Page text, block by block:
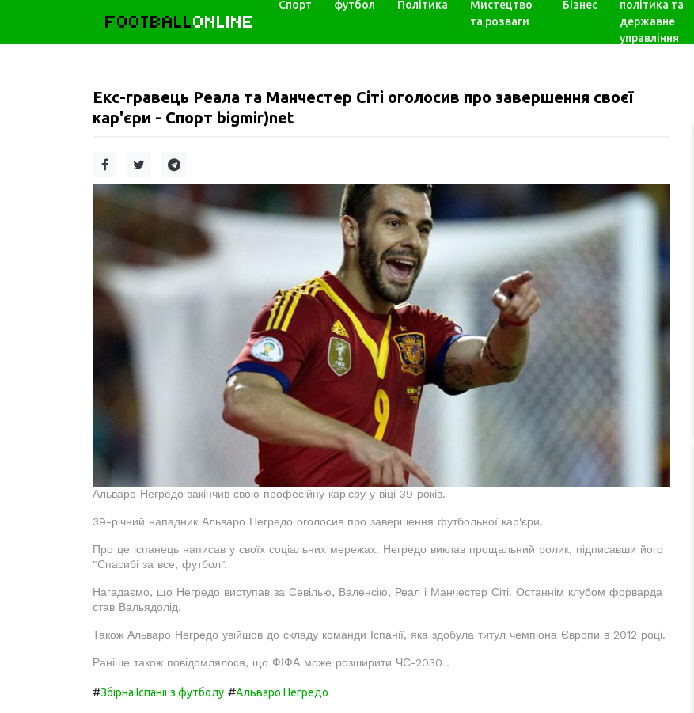
FOOTBALLONLINE
Спорт футбол Політика
Мистецтво
та розваги
Бізнес
політика та
державне
управління
Екс-гравець Реала та Манчестер Сіті оголосив про завершення своєї
кар'єри - Спорт bigmir)net
Альваро Негредо закінчив свою професійну кар'єру у віці 39 років.
39-річний нападник Альваро Негредо оголосив про завершення футбольної кар'єри.
Про це іспанець написав у своїх соціальних мережах. Негредо виклав прощальний ролик, підписавши його
"Спасибі за все, футбол".
Нагадаємо, що Негредо виступав за Севілью, Валенсію, Реал і Манчестер Сіті. Останнім клубом форварда
став Вальядолід.
Також Альваро Негредо увійшов до складу команди Іспанії, яка здобула титул чемпіона Європи в 2012 році.
Раніше також повідомлялося, що ФІФА може розширити ЧС-2030 .
#Збірна Іспанії з футболу #Альваро Негредо